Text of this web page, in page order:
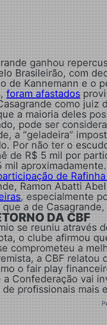
ganhou
Brasileirão, com
de Kannemann e o
foram afastados
como
a maioria deles
pode ser
a “geladeira”
Por não ter o
de R$ 5 mil por
de
Ramon Abatti
, especialmente
a de
DA CBF
se reuniu através
o clube afirmou
comprometeu a
a CBF relatou
o fair play
Confederação vai
profissionais mais